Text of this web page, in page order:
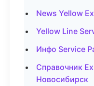
News Yellow
Yellow Line
Инфо Service
Справочник
Новосибирск